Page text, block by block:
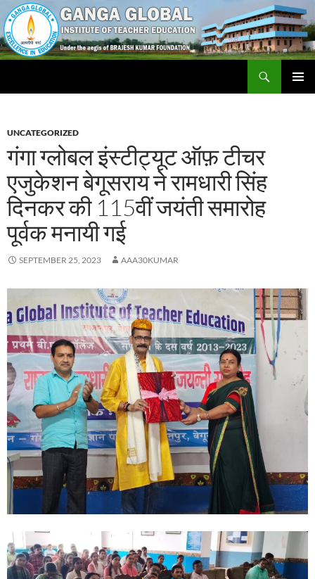
Skip
to
content
UNCATEGORIZED
गंगा ग्लोबल इंस्टीट्यूट ऑफ़ टीचर
एजुकेशन बेगूसराय ने रामधारी सिंह
दिनकर की 115वीं जयंती समारोह
पूर्वक मनायी गई
SEPTEMBER 25, 2023 AAA30KUMAR